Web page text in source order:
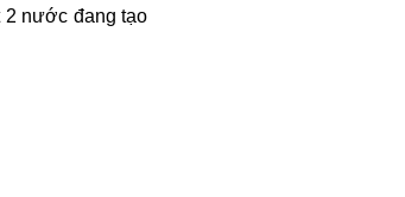
2 nước đang tạo